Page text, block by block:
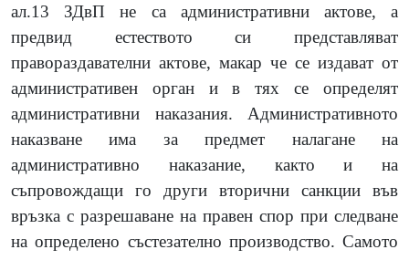
ал.13 ЗДвП не са административни актове, а
предвид естеството си представляват
правораздавателни актове, макар че се издават от
административен орган и в тях се определят
административни наказания. Административното
наказване има за предмет налагане на
административно наказание, както и на
съпровождащи го други вторични санкции във
връзка с разрешаване на правен спор при следване
на определено състезателно производство. Самото